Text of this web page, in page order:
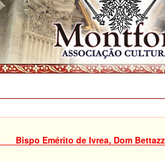
Bispo Emérito de Ivrea, Dom